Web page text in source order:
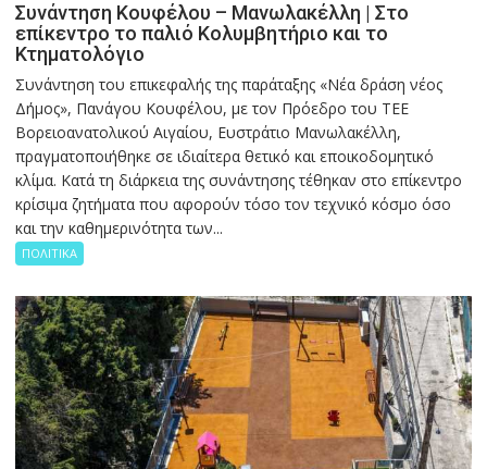
Συνάντηση Κουφέλου – Μανωλακέλλη | Στο
επίκεντρο το παλιό Κολυμβητήριο και το
Κτηματολόγιο
Συνάντηση του επικεφαλής της παράταξης «Νέα δράση νέος
Δήμος», Πανάγου Κουφέλου, με τον Πρόεδρο του ΤΕΕ
Βορειοανατολικού Αιγαίου, Ευστράτιο Μανωλακέλλη,
πραγματοποιήθηκε σε ιδιαίτερα θετικό και εποικοδομητικό
κλίμα. Κατά τη διάρκεια της συνάντησης τέθηκαν στο επίκεντρο
κρίσιμα ζητήματα που αφορούν τόσο τον τεχνικό κόσμο όσο
και την καθημερινότητα των...
ΠΟΛΙΤΙΚΑ